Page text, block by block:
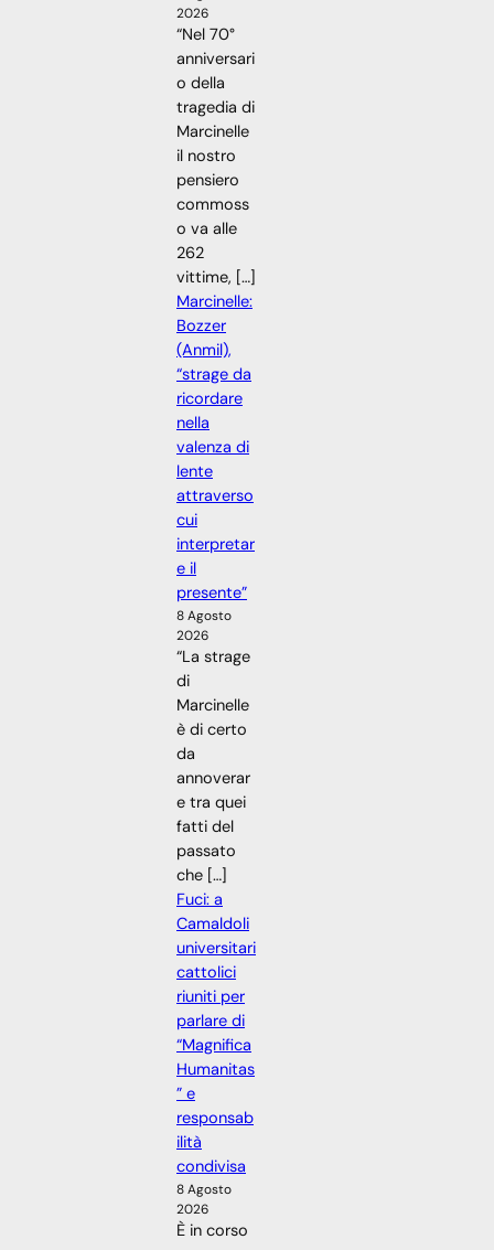
2026
“Nel 70°
anniversari
o della
tragedia di
Marcinelle
il nostro
pensiero
commoss
o va alle
262
vittime, […]
Marcinelle:
Bozzer
(Anmil),
“strage da
ricordare
nella
valenza di
lente
attraverso
cui
interpretar
e il
presente”
8 Agosto
2026
“La strage
di
Marcinelle
è di certo
da
annoverar
e tra quei
fatti del
passato
che […]
Fuci: a
Camaldoli
universitari
cattolici
riuniti per
parlare di
“Magnifica
Humanitas
” e
responsab
ilità
condivisa
8 Agosto
2026
È in corso